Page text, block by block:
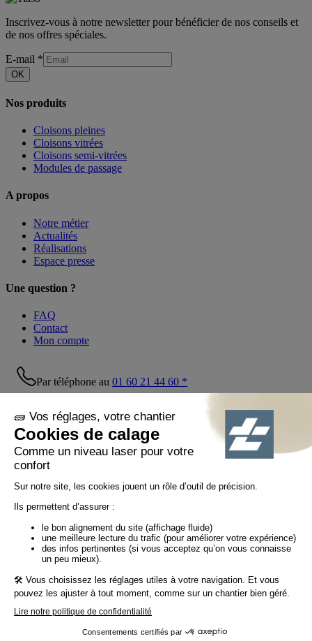
Inscrivez-vous à notre newsletter pour bénéficier de nos conseils et
de nos offres spéciales.
E-mail *
OK
Nos produits
Cloisons pleines
Cloisons vitrées
Cloisons semi-vitrées
Modules de passage
A propos
Notre métier
Actualités
Réalisations
Espace presse
Une question ?
FAQ
Contact
Mon compte
Par téléphone au01 60 21 44 60 *
Suivez-nous !
Politique de confidentialité
Politique cookies
Politique réseaux sociaux
CGV